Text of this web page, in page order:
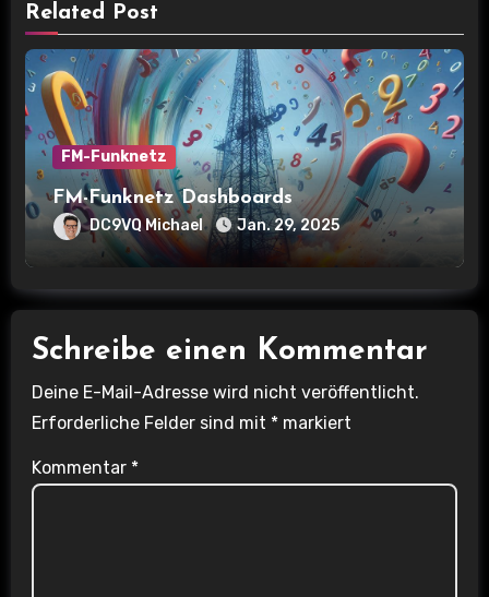
a
v
g
a
i
Related Post
FM-Funknetz
FM-Funknetz Dashboards
DC9VQ Michael Jan. 29, 2025
Schreibe einen Kommentar
Deine E-Mail-Adresse wird nicht veröffentlicht.
Erforderliche Felder sind mit * markiert
Kommentar *